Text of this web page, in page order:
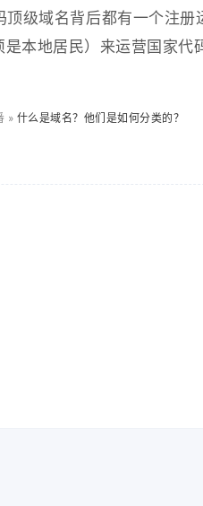
级域名背后都有一个注册
本地居民）来运营国家代
» 什么是域名？他们是如何分类的？